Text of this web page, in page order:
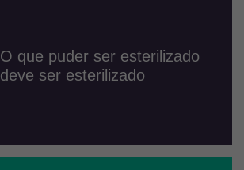
O que puder ser esterilizado
deve ser esterilizado